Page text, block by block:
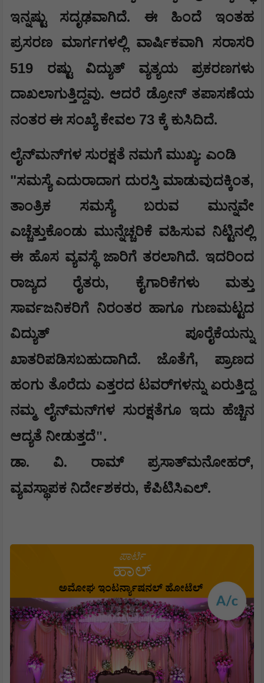
ಇನ್ನಷ್ಟು ಸದೃಢವಾಗಿದೆ. ಈ ಹಿಂದೆ ಇಂತಹ
ಪ್ರಸರಣ ಮಾರ್ಗಗಳಲ್ಲಿ ವಾರ್ಷಿಕವಾಗಿ ಸರಾಸರಿ
519 ರಷ್ಟು ವಿದ್ಯುತ್ ವ್ಯತ್ಯಯ ಪ್ರಕರಣಗಳು
ದಾಖಲಾಗುತ್ತಿದ್ದವು. ಆದರೆ ಡ್ರೋನ್ ತಪಾಸಣೆಯ
ನಂತರ ಈ ಸಂಖ್ಯೆ ಕೇವಲ 73 ಕ್ಕೆ ಕುಸಿದಿದೆ.
ಲೈನ್‌ಮನ್‌ಗಳ ಸುರಕ್ಷತೆ ನಮಗೆ ಮುಖ್ಯ: ಎಂಡಿ
"ಸಮಸ್ಯೆ ಎದುರಾದಾಗ ದುರಸ್ತಿ ಮಾಡುವುದಕ್ಕಿಂತ,
ತಾಂತ್ರಿಕ ಸಮಸ್ಯೆ ಬರುವ ಮುನ್ನವೇ
ಎಚ್ಚೆತ್ತುಕೊಂಡು ಮುನ್ನೆಚ್ಚರಿಕೆ ವಹಿಸುವ ನಿಟ್ಟಿನಲ್ಲಿ
ಈ ಹೊಸ ವ್ಯವಸ್ಥೆ ಜಾರಿಗೆ ತರಲಾಗಿದೆ. ಇದರಿಂದ
ರಾಜ್ಯದ ರೈತರು, ಕೈಗಾರಿಕೆಗಳು ಮತ್ತು
ಸಾರ್ವಜನಿಕರಿಗೆ ನಿರಂತರ ಹಾಗೂ ಗುಣಮಟ್ಟದ
ವಿದ್ಯುತ್ ಪೂರೈಕೆಯನ್ನು
ಖಾತರಿಪಡಿಸಬಹುದಾಗಿದೆ. ಜೊತೆಗೆ, ಪ್ರಾಣದ
ಹಂಗು ತೊರೆದು ಎತ್ತರದ ಟವರ್‌ಗಳನ್ನು ಏರುತ್ತಿದ್ದ
ನಮ್ಮ ಲೈನ್‌ಮನ್‌ಗಳ ಸುರಕ್ಷತೆಗೂ ಇದು ಹೆಚ್ಚಿನ
ಆದ್ಯತೆ ನೀಡುತ್ತದೆ".
ಡಾ. ವಿ. ರಾಮ್ ಪ್ರಸಾತ್‌ಮನೋಹರ್‌,
ವ್ಯವಸ್ಥಾಪಕ ನಿರ್ದೇಶಕರು, ಕೆಪಿಟಿಸಿಎಲ್.